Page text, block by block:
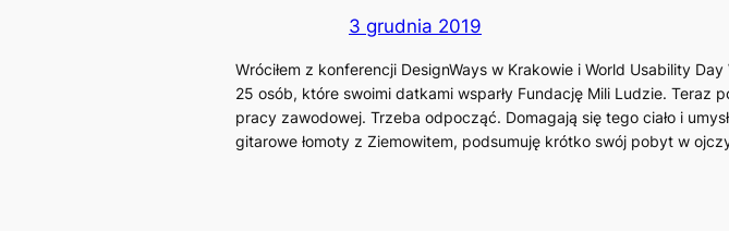
3 grudnia 2019
Wróciłem z konferencji DesignWays w Krakowie i World Usability
25 osób, które swoimi datkami wsparły Fundację Mili Ludzie.
pracy zawodowej. Trzeba odpocząć. Domagają się tego ciało i
gitarowe łomoty z Ziemowitem, podsumuję krótko swój pobyt w